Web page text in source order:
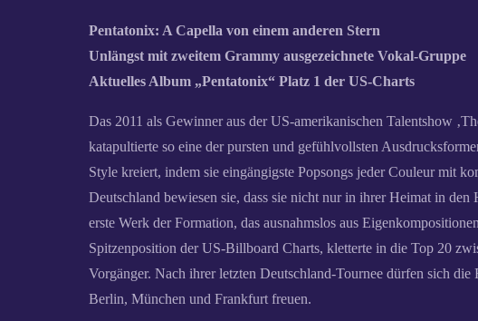
Pentatonix: A Capella von einem anderen Stern
Unlängst mit zweitem Grammy ausgezeichnete Vokal-Gruppe
Aktuelles Album „Pentatonix“ Platz 1 der US-Charts
Das 2011 als Gewinner aus der US-amerikanischen Talentshow
katapultierte so eine der pursten und gefühlvollsten
Style kreiert, indem sie eingängigste Popsongs jeder Couleur mit
Deutschland bewiesen sie, dass sie nicht nur in ihrer Heimat in
erste Werk der Formation, das ausnahmslos aus
Spitzenposition der US-Billboard Charts, kletterte in die Top 20
Vorgänger. Nach ihrer letzten Deutschland-Tournee dürfen sich die
Berlin, München und Frankfurt freuen.